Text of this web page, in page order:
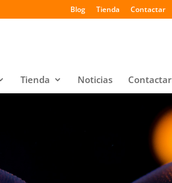
Blog Tienda Contactar
Tienda Noticias Contactar